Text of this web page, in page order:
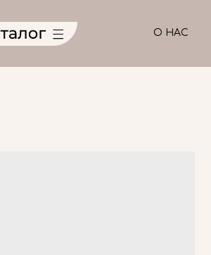
О НАС